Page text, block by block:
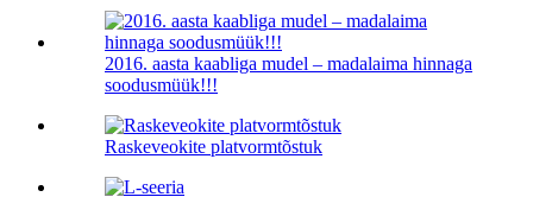
2016. aasta kaabliga mudel – madalaima hinnaga
soodusmüük!!!
Raskeveokite platvormtõstuk